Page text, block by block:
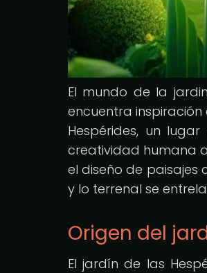
El mundo de la
encuentra
Hespérides, un
creatividad humana
el diseño de paisajes
y lo terrenal se
Origen del
El jardín de las